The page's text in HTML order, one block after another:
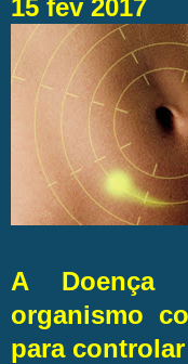
15 fev 2017
A Doença
organismo
para